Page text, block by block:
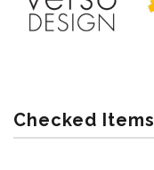
Checked Items